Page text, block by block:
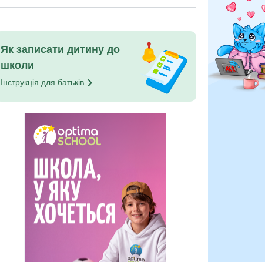
Як записати дитину до
школи
Інструкція для батьків